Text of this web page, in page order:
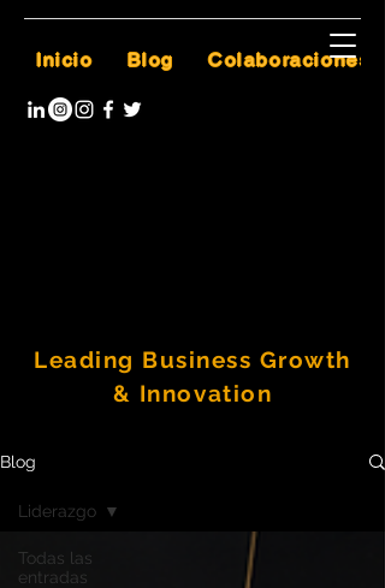
Inicio Blog Colaboraciones
Leading Business Growth
& Innovation
Blog
Todas las
entradas
Liderazgo